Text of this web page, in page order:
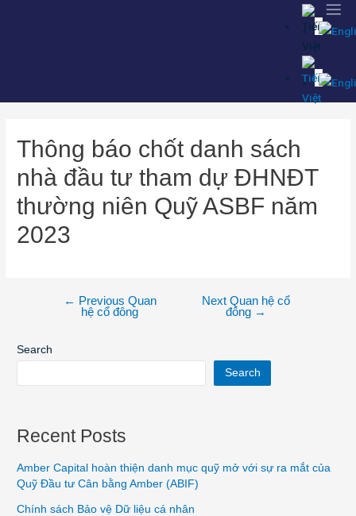
Thông báo chốt danh sách
nhà đầu tư tham dự ĐHNĐT
thường niên Quỹ ASBF năm
2023
← Previous Quan
hệ cổ đông
Next Quan hệ cổ
đông →
Search
Search
Recent Posts
Amber Capital hoàn thiện danh mục quỹ mở với sự ra mắt của
Quỹ Đầu tư Cân bằng Amber (ABIF)
Chính sách Bảo vệ Dữ liệu cá nhân